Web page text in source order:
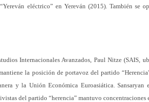
eléctrico” en Yereván (2015). También se
Internacionales Avanzados, Paul Nitze (SAIS,
la posición de portavoz del partido
y la Unión Económica Euroasiática. Sansaryan
del partido “herencia” mantuvo concentraciones